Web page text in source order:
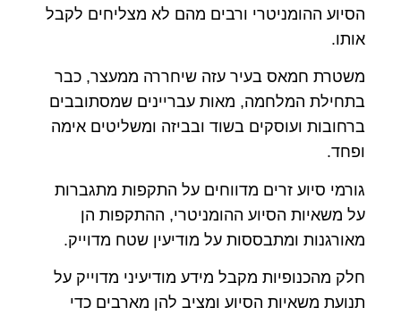
הסיוע ההומניטרי ורבים מהם לא מצליחים לקבל
אותו.
משטרת חמאס בעיר עזה שיחררה ממעצר, כבר
בתחילת המלחמה, מאות עבריינים שמסתובבים
ברחובות ועוסקים בשוד ובביזה ומשליטים אימה
ופחד.
גורמי סיוע זרים מדווחים על התקפות מתגברות
על משאיות הסיוע ההומניטרי, ההתקפות הן
מאורגנות ומתבססות על מודיעין שטח מדוייק.
חלק מהכנופיות מקבל מידע מודיעיני מדוייק על
תנועת משאיות הסיוע ומציב להן מארבים כדי